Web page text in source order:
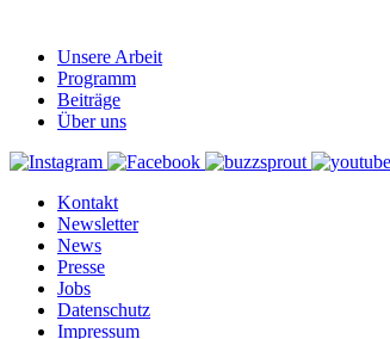
Unsere Arbeit
Programm
Beiträge
Über uns
Kontakt
Newsletter
News
Presse
Jobs
Datenschutz
Impressum